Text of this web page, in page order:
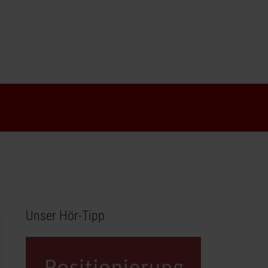
Unser Hör-Tipp